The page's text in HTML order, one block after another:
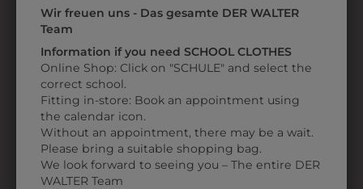
ZULETZT ANGESEHEN
2174768421
HERRENMANTEL
Wir freuen uns - Das gesamte DER WALTER
Team
Information if you need SCHOOL CLOTHES
Online Shop: Click on "SCHULE" and select the
correct school.
Fitting in-store: Book an appointment using
the calendar icon.
Without an appointment, there may be a wait.
Please bring a suitable shopping bag.
We look forward to seeing you – The entire DER
WALTER Team